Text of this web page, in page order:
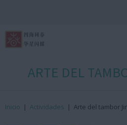
ARTE DEL
Inicio | Actividades | Arte del tambor